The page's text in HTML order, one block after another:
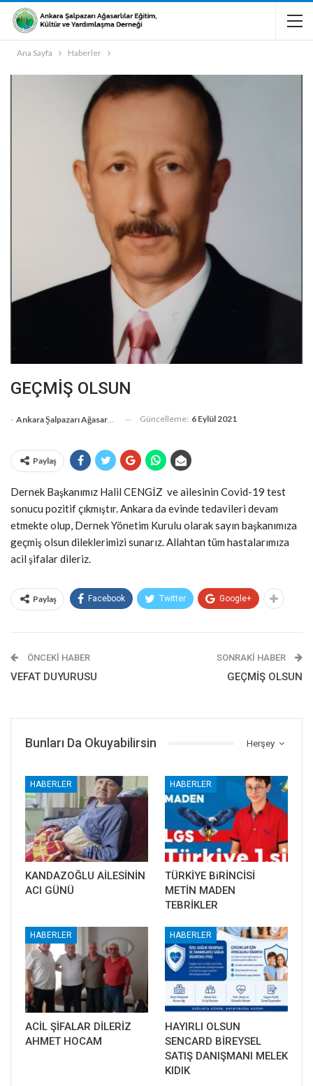
Ana Sayfa Haberler
GEÇMİŞ OLSUN
- Ankara Şalpazarı Ağasarlılar Eğitim Kültür Ve Dayanışma Derneği Güncelleme: 6 Eylül 2021
Paylaş
Dernek Başkanımız Halil CENGİZ ve ailesinin Covid-19 test
sonucu pozitif çıkmıştır. Ankara da evinde tedavileri devam
etmekte olup, Dernek Yönetim Kurulu olarak sayın başkanımıza
geçmiş olsun dileklerimizi sunarız. Allahtan tüm hastalarımıza
acil şifalar dileriz.
Paylaş Facebook Twitter Google+
ÖNCEKI HABER
VEFAT DUYURUSU
SONRAKI HABER
GEÇMİŞ OLSUN
Herşey
Bunları Da Okuyabilirsin
HABERLER
KANDAZOĞLU AİLESİNİN
ACI GÜNÜ
HABERLER
TÜRKİYE BiRİNCİSİ
METİN MADEN
TEBRİKLER
HABERLER
ACİL ŞİFALAR DİLERİZ
AHMET HOCAM
HABERLER
HAYIRLI OLSUN
SENCARD BİREYSEL
SATIŞ DANIŞMANI MELEK
KIDIK